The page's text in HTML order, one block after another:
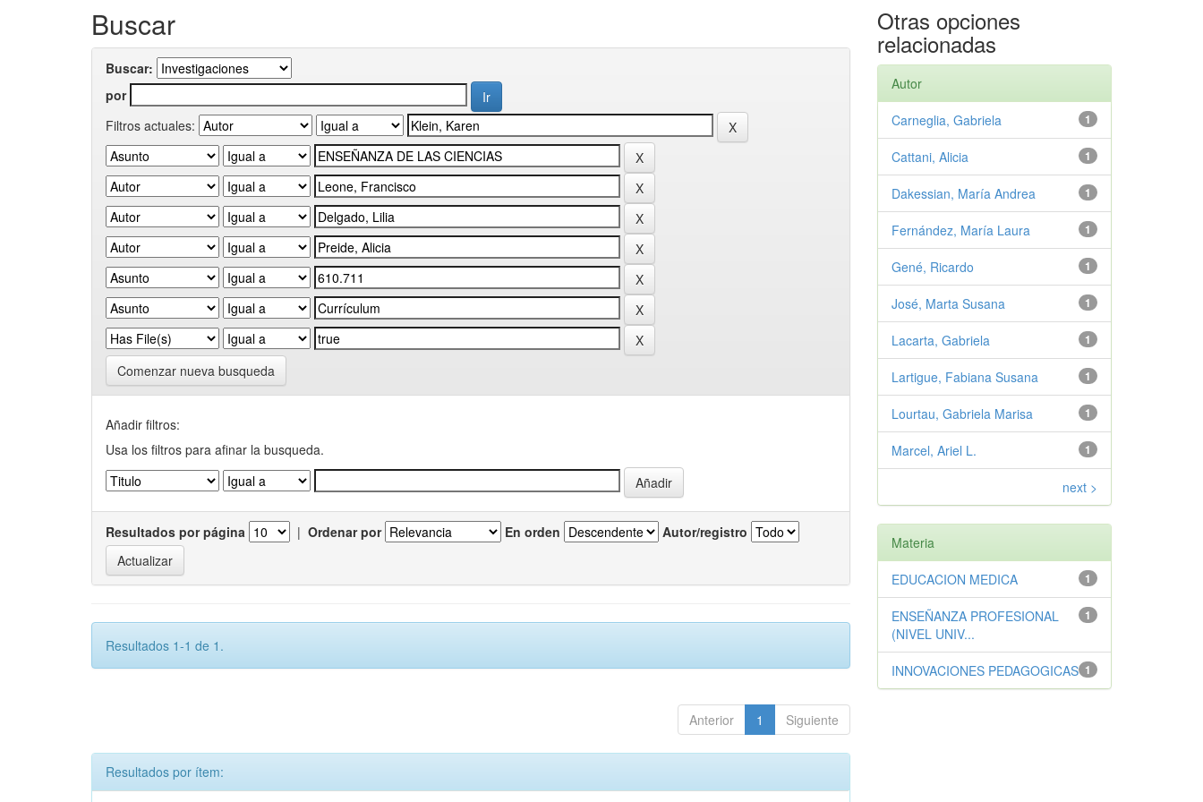
Buscar
Buscar:
por
Filtros actuales:
Comenzar nueva busqueda
Añadir filtros:
Usa los filtros para afinar la busqueda.
Resultados por página | Ordenar por En orden Autor/registro
Resultados 1-1 de 1.
Anterior 1 Siguiente
Resultados por ítem:
Otras opciones
relacionadas
Autor
1
Carneglia, Gabriela
1
Cattani, Alicia
1
Dakessian, María Andrea
1
Fernández, María Laura
1
Gené, Ricardo
1
José, Marta Susana
1
Lacarta, Gabriela
1
Lartigue, Fabiana Susana
1
Lourtau, Gabriela Marisa
1
Marcel, Ariel L.
next >
Materia
1
EDUCACION MEDICA
1
ENSEÑANZA PROFESIONAL
(NIVEL UNIV...
1
INNOVACIONES PEDAGOGICAS